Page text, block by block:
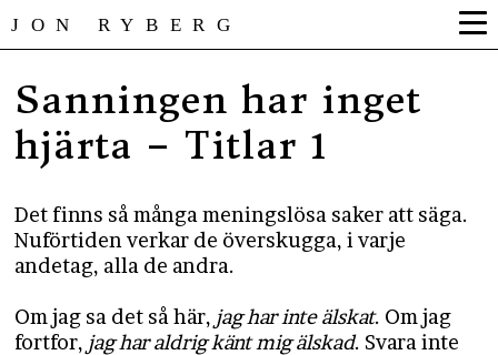
JON RYBERG
Sanningen har inget
hjärta – Titlar 1
Det finns så många meningslösa saker att säga.
Nuförtiden verkar de överskugga, i varje
andetag, alla de andra.
Om jag sa det så här, jag har inte älskat. Om jag
fortfor, jag har aldrig känt mig älskad. Svara inte